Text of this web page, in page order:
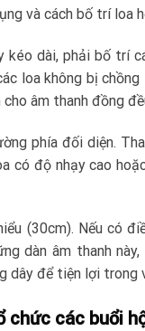
và cách bố trí loa
kéo dài, phải bố trí
loa không bị
âm thanh đồng
phía đối diện.
có độ nhạy cao
(30cm). Nếu có
dàn âm thanh
dây để tiện lợi trong
chức các buổi